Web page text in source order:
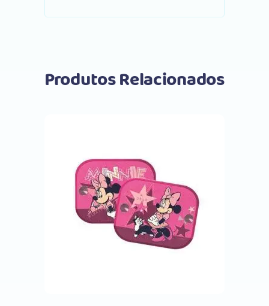
Produtos Relacionados
Comprar